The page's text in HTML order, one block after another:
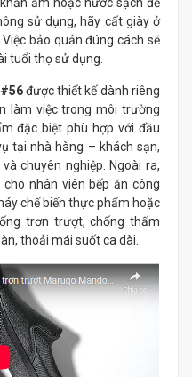
sử dụng, hãy cất giày ở
bảo quản đúng cách sẽ
tuổi thọ sử dụng.
được thiết kế dành riêng
làm việc trong môi trường
đặc biệt phù hợp với đầu
tại nhà hàng – khách sạn,
chuyên nghiệp. Ngoài ra,
nhân viên bếp ăn công
chế biến thực phẩm hoặc
trơn trượt, chống thấm
thoải mái suốt ca dài.